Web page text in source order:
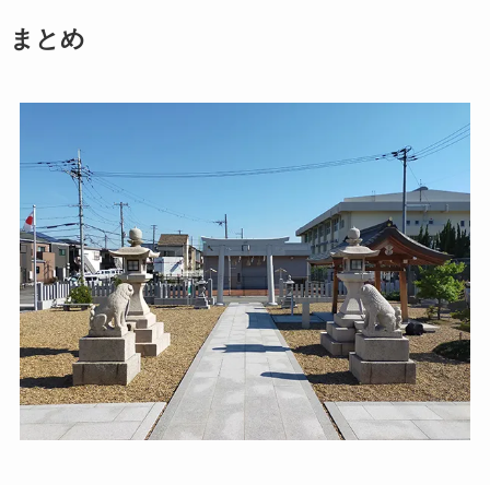
まとめ